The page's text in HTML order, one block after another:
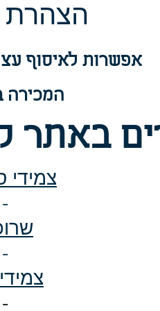
הצהרת
אפשרות לאיסוף עצמי
המכירה
באתר
צמידי
-
-
-